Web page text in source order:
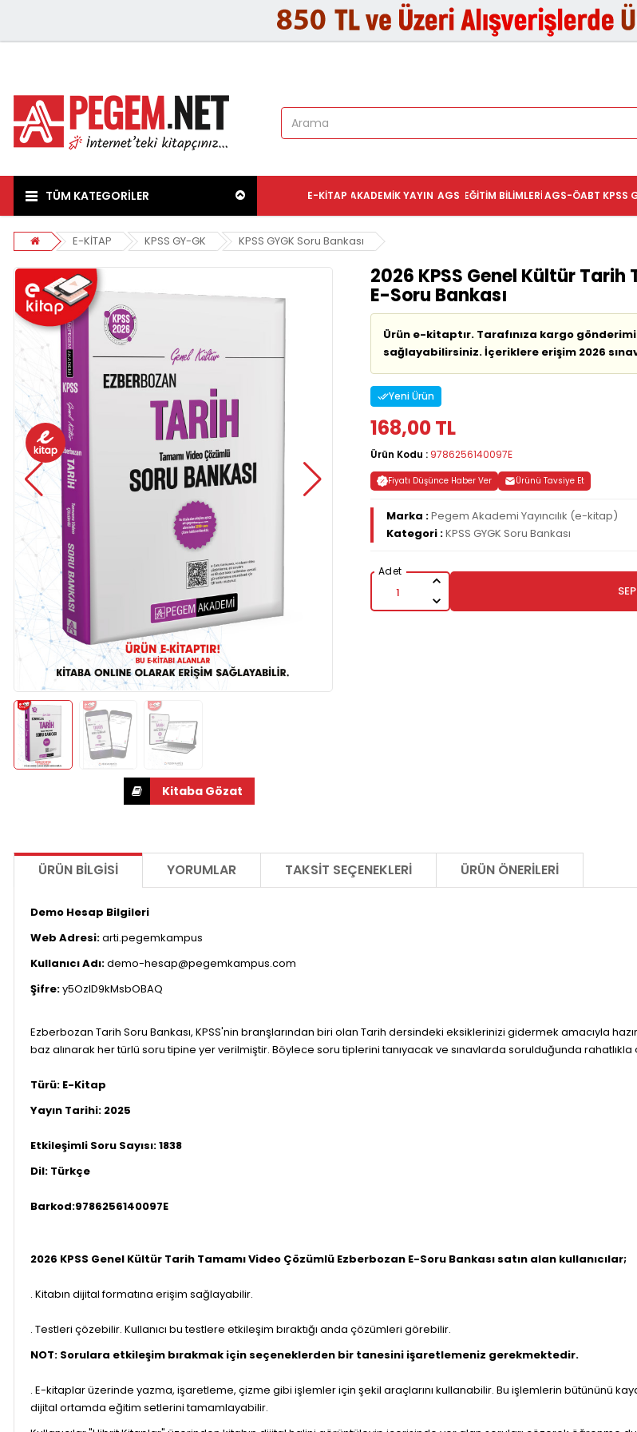
TÜM KATEGORİLER KPSS
AGS-ÖABT
EĞITIM BILIMLERI
AGS
AKADEMIK YAYIN
E-KITAP
E-KİTAP KPSS GY-GK KPSS GYGK Soru Bankası
2026 KPSS Genel Kültür
E-Soru Bankası
Ürün e-kitaptır. Tarafınıza kargo
sağlayabilirsiniz. İçeriklere erişim 2026
Yeni Ürün
168,00 TL
Ürün Kodu : 9786256140097E
Fiyatı Düşünce Haber Ver Ürünü Tavsiye Et
Marka :Pegem Akademi Yayıncılık (e-kitap)
Kategori :KPSS GYGK Soru Bankası
ÜRÜN BILGISI YORUMLAR TAKSIT SEÇENEKLERI ÜRÜN ÖNERILERI
Demo Hesap Bilgileri
Web Adresi:arti.pegemkampus
Kullanıcı Adı:demo-hesap@pegemkampus.com
Şifre:y5OzID9kMsbOBAQ
Ezberbozan Tarih Soru Bankası, KPSS'nin branşlarından biri olan Tarih dersindeki eksiklerinizi gidermek amacıyla
baz alınarak her türlü soru tipine yer verilmiştir. Böylece soru tiplerini tanıyacak ve sınavlarda sorulduğunda
Türü: E-Kitap
Yayın Tarihi: 2025
Etkileşimli Soru Sayısı: 1838
Dil: Türkçe
Barkod:9786256140097E
2026 KPSS Genel Kültür Tarih Tamamı Video Çözümlü Ezberbozan E-Soru Bankası satın alan kullanıcılar;
. Kitabın dijital formatına erişim sağlayabilir.
. Testleri çözebilir. Kullanıcı bu testlere etkileşim bıraktığı anda çözümleri görebilir.
NOT: Sorulara etkileşim bırakmak için seçeneklerden bir tanesini işaretlemeniz gerekmektedir.
. E-kitaplar üzerinde yazma, işaretleme, çizme gibi işlemler için şekil araçlarını kullanabilir. Bu işlemlerin bütününü
dijital ortamda eğitim setlerini tamamlayabilir.